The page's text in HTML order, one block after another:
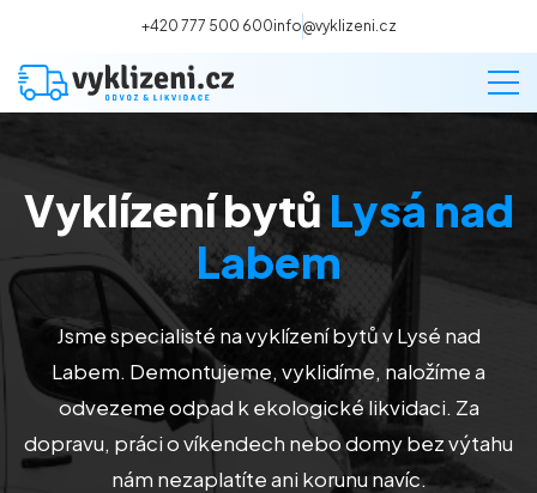
+420 777 500 600info@vyklizeni.cz
Vyklízení
Stěhování
Malování
Deratizace a dezinsekce
Vyklízení bytů Lysá nad
Labem
Jsme specialisté na vyklízení bytů v Lysé nad
Labem. Demontujeme, vyklidíme, naložíme a
odvezeme odpad k ekologické likvidaci. Za
dopravu, práci o víkendech nebo domy bez výtahu
nám nezaplatíte ani korunu navíc.